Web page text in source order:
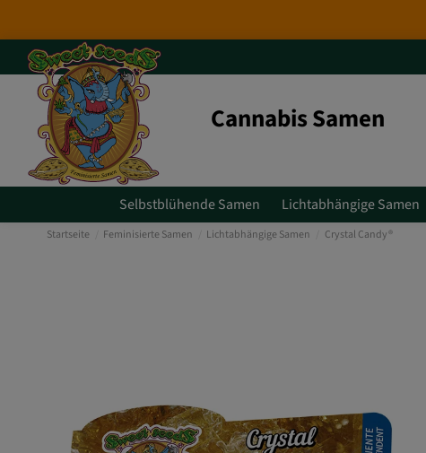
Cannabis Samen
Selbstblühende Samen Lichtabhängige Samen
Startseite Feminisierte Samen Lichtabhängige Samen Crystal Candy®